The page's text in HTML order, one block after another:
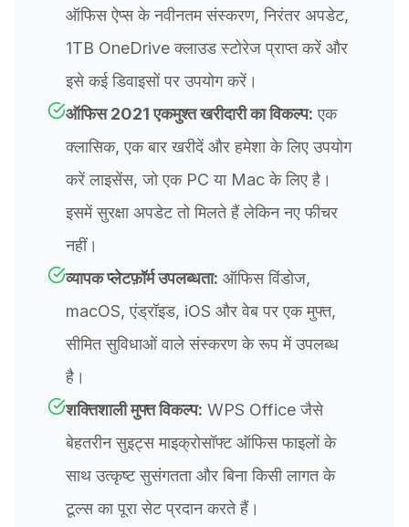
ऑफिस ऐप्स के नवीनतम संस्करण, निरंतर अपडेट,
1TB OneDrive क्लाउड स्टोरेज प्राप्त करें और
इसे कई डिवाइसों पर उपयोग करें।
ऑफिस 2021 एकमुश्त खरीदारी का विकल्प: एक
क्लासिक, एक बार खरीदें और हमेशा के लिए उपयोग
करें लाइसेंस, जो एक PC या Mac के लिए है।
इसमें सुरक्षा अपडेट तो मिलते हैं लेकिन नए फीचर
नहीं।
व्यापक प्लेटफ़ॉर्म उपलब्धता: ऑफिस विंडोज,
macOS, एंड्रॉइड, iOS और वेब पर एक मुफ्त,
सीमित सुविधाओं वाले संस्करण के रूप में उपलब्ध
है।
शक्तिशाली मुफ्त विकल्प: WPS Office जैसे
बेहतरीन सुइट्स माइक्रोसॉफ्ट ऑफिस फाइलों के
साथ उत्कृष्ट सुसंगतता और बिना किसी लागत के
टूल्स का पूरा सेट प्रदान करते हैं।